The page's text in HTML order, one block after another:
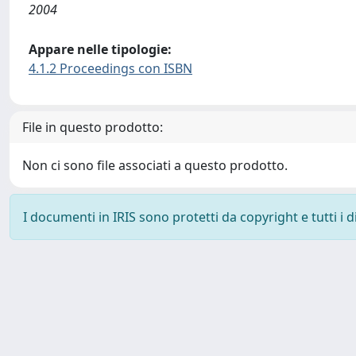
2004
Appare nelle tipologie:
4.1.2 Proceedings con ISBN
File in questo prodotto:
Non ci sono file associati a questo prodotto.
I documenti in IRIS sono protetti da copyright e tutti i